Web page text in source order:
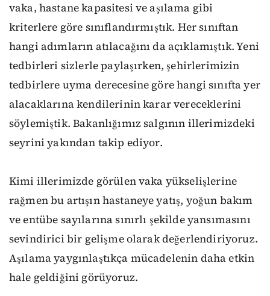
vaka, hastane kapasitesi ve aşılama gibi
kriterlere göre sınıflandırmıştık. Her sınıftan
hangi adımların atılacağını da açıklamıştık. Yeni
tedbirleri sizlerle paylaşırken, şehirlerimizin
tedbirlere uyma derecesine göre hangi sınıfta yer
alacaklarına kendilerinin karar vereceklerini
söylemiştik. Bakanlığımız salgının illerimizdeki
seyrini yakından takip ediyor.
Kimi illerimizde görülen vaka yükselişlerine
rağmen bu artışın hastaneye yatış, yoğun bakım
ve entübe sayılarına sınırlı şekilde yansımasını
sevindirici bir gelişme olarak değerlendiriyoruz.
Aşılama yaygınlaştıkça mücadelenin daha etkin
hale geldiğini görüyoruz.